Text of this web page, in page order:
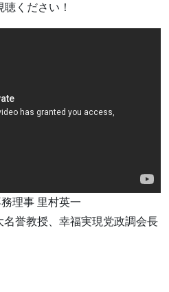
ください！
理事 里村英一
誉教授、幸福実現党政調会長